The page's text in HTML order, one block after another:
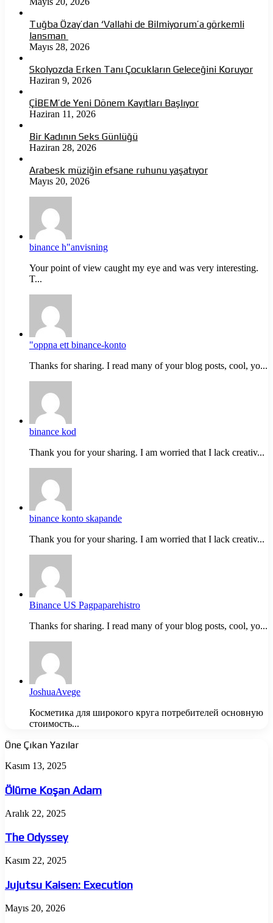
Tuğba Özay’dan ‘Vallahi de Bilmiyorum’a görkemli
lansman
Mayıs 28, 2026
Skolyozda Erken Tanı Çocukların Geleceğini Koruyor
Haziran 9, 2026
ÇİBEM’de Yeni Dönem Kayıtları Başlıyor
Haziran 11, 2026
Bir Kadının Seks Günlüğü
Haziran 28, 2026
Arabesk müziğin efsane ruhunu yaşatıyor
Mayıs 20, 2026
binance h"anvisning
Your point of view caught my eye and was very interesting.
T...
"oppna ett binance-konto
Thanks for sharing. I read many of your blog posts, cool, yo...
binance kod
Thank you for your sharing. I am worried that I lack creativ...
binance konto skapande
Thank you for your sharing. I am worried that I lack creativ...
Binance US Pagpaparehistro
Thanks for sharing. I read many of your blog posts, cool, yo...
JoshuaAvege
Косметика для широкого круга потребителей основную
стоимость...
Öne Çıkan Yazılar
Ölüme
Adam
Kasım 13, 2025
Ölüme Koşan Adam
The
Aralık 22, 2025
The Odyssey
Jujutsu
Execution
Kasım 22, 2025
Jujutsu Kaisen: Execution
Almina
Mayıs 20, 2026